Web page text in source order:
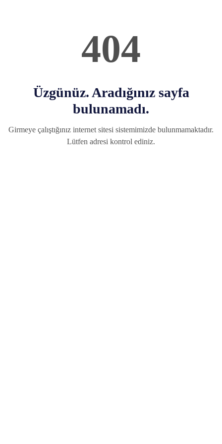
404
Üzgünüz. Aradığınız sayfa
bulunamadı.
Girmeye çalıştığınız internet sitesi sistemimizde bulunmamaktadır.
Lütfen adresi kontrol ediniz.